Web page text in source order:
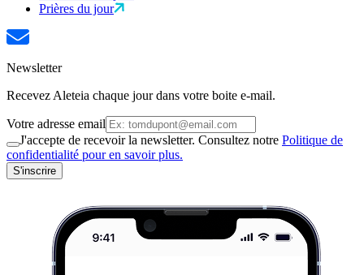
Prières du jour
Newsletter
Recevez Aleteia chaque jour dans votre boite e-mail.
Votre adresse email
J'accepte de recevoir la newsletter. Consultez notre Politique de
confidentialité pour en savoir plus.
S'inscrire